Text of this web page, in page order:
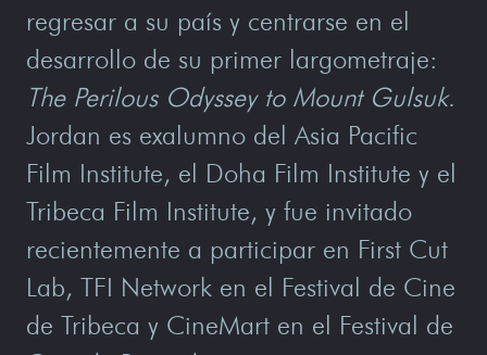
regresar a su país y centrarse en el
desarrollo de su primer largometraje:
The Perilous Odyssey to Mount Gulsuk.
Jordan es exalumno del Asia Pacific
Film Institute, el Doha Film Institute y el
Tribeca Film Institute, y fue invitado
recientemente a participar en First Cut
Lab, TFI Network en el Festival de Cine
de Tribeca y CineMart en el Festival de